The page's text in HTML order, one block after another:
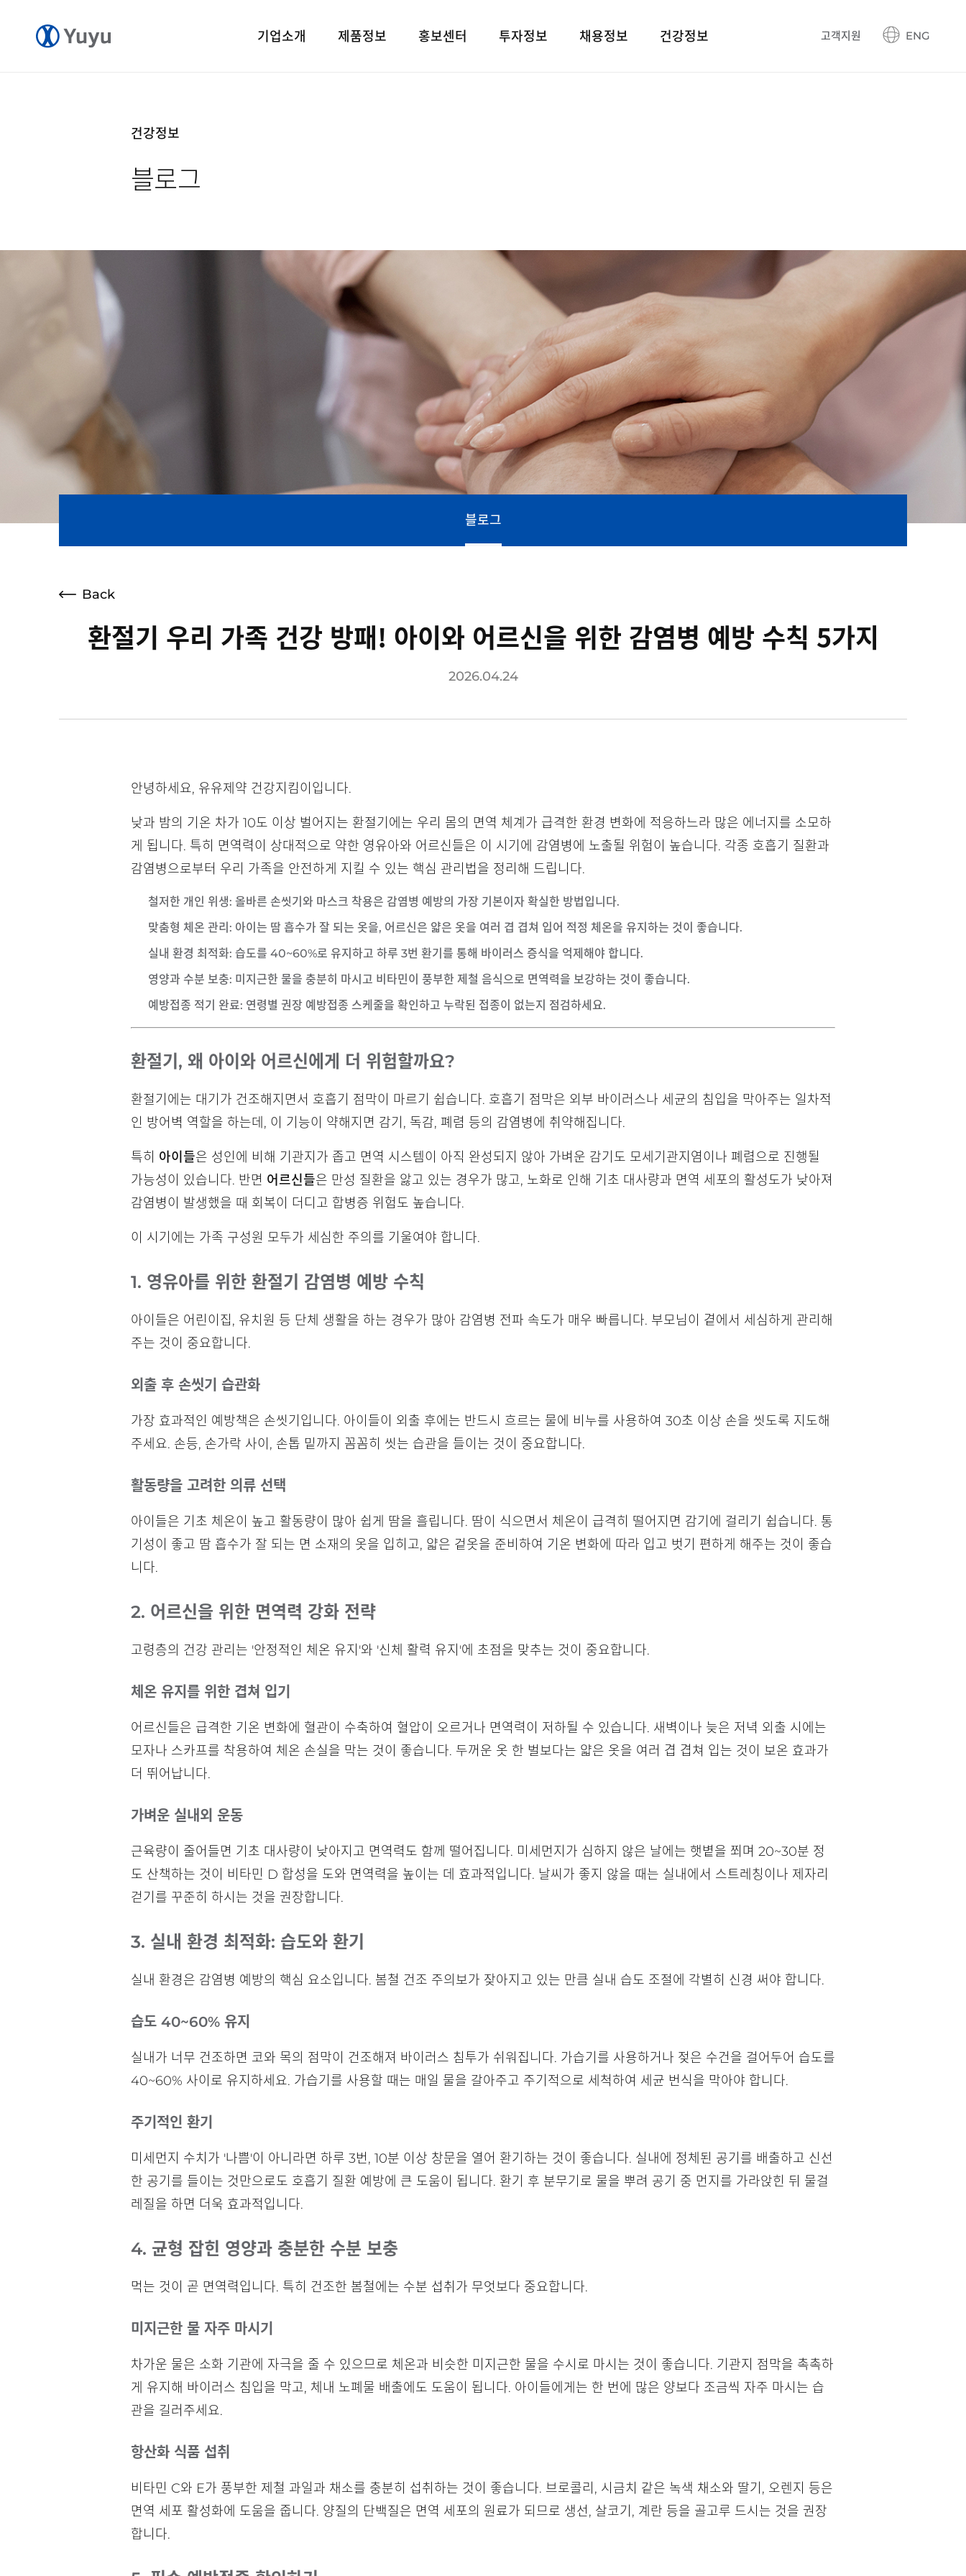
기업소개 제품정보 홍보센터 투자정보 채용정보 건강정보
오시는길
고객지원 ENG
건강정보
블로그
블로그
Back
환절기 우리 가족 건강 방패! 아이와 어르신을 위한 감염병 예방 수칙 5가지
2026.04.24
안녕하세요, 유유제약 건강지킴이입니다.
낮과 밤의 기온 차가 10도 이상 벌어지는 환절기에는 우리 몸의 면역 체계가 급격한 환경 변화에 적응하느라 많은 에너지를 소모하
게 됩니다. 특히 면역력이 상대적으로 약한 영유아와 어르신들은 이 시기에 감염병에 노출될 위험이 높습니다. 각종 호흡기 질환과
감염병으로부터 우리 가족을 안전하게 지킬 수 있는 핵심 관리법을 정리해 드립니다.
철저한 개인 위생: 올바른 손씻기와 마스크 착용은 감염병 예방의 가장 기본이자 확실한 방법입니다.
맞춤형 체온 관리 : 아이는 땀 흡수가 잘 되는 옷을, 어르신은 얇은 옷을 여러 겹 겹쳐 입어 적정 체온을 유지하는 것이 좋습니다.
실내 환경 최적화: 습도를 40~60%로 유지하고 하루 3번 환기를 통해 바이러스 증식을 억제해야 합니다.
영양과 수분 보충: 미지근한 물을 충분히 마시고 비타민이 풍부한 제철 음식으로 면역력을 보강하는 것이 좋습니다.
예방접종 적기 완료: 연령별 권장 예방접종 스케줄을 확인하고 누락된 접종이 없는지 점검하세요.
환절기, 왜 아이와 어르신에게 더 위험할까요?
환절기에는 대기가 건조해지면서 호흡기 점막이 마르기 쉽습니다. 호흡기 점막은 외부 바이러스나 세균의 침입을 막아주는 일차적
인 방어벽 역할을 하는데, 이 기능이 약해지면 감기, 독감, 폐렴 등의 감염병에 취약해집니다.
특히 아이들은 성인에 비해 기관지가 좁고 면역 시스템이 아직 완성되지 않아 가벼운 감기도 모세기관지염이나 폐렴으로 진행될
가능성이 있습니다. 반면 어르신들은 만성 질환을 앓고 있는 경우가 많고, 노화로 인해 기초 대사량과 면역 세포의 활성도가 낮아져
감염병이 발생했을 때 회복이 더디고 합병증 위험도 높습니다.
이 시기에는 가족 구성원 모두가 세심한 주의를 기울여야 합니다.
1. 영유아를 위한 환절기 감염병 예방 수칙
아이들은 어린이집, 유치원 등 단체 생활을 하는 경우가 많아 감염병 전파 속도가 매우 빠릅니다. 부모님이 곁에서 세심하게 관리해
주는 것이 중요합니다.
외출 후 손씻기 습관화
가장 효과적인 예방책은 손씻기입니다. 아이들이 외출 후에는 반드시 흐르는 물에 비누를 사용하여 30초 이상 손을 씻도록 지도해
주세요. 손등, 손가락 사이, 손톱 밑까지 꼼꼼히 씻는 습관을 들이는 것이 중요합니다.
활동량을 고려한 의류 선택
아이들은 기초 체온이 높고 활동량이 많아 쉽게 땀을 흘립니다. 땀이 식으면서 체온이 급격히 떨어지면 감기에 걸리기 쉽습니다. 통
기성이 좋고 땀 흡수가 잘 되는 면 소재의 옷을 입히고, 얇은 겉옷을 준비하여 기온 변화에 따라 입고 벗기 편하게 해주는 것이 좋습
니다.
2. 어르신을 위한 면역력 강화 전략
고령층의 건강 관리는 '안정적인 체온 유지'와 '신체 활력 유지'에 초점을 맞추는 것이 중요합니다.
체온 유지를 위한 겹쳐 입기
어르신들은 급격한 기온 변화에 혈관이 수축하여 혈압이 오르거나 면역력이 저하될 수 있습니다. 새벽이나 늦은 저녁 외출 시에는
모자나 스카프를 착용하여 체온 손실을 막는 것이 좋습니다. 두꺼운 옷 한 벌보다는 얇은 옷을 여러 겹 겹쳐 입는 것이 보온 효과가
더 뛰어납니다.
가벼운 실내외 운동
근육량이 줄어들면 기초 대사량이 낮아지고 면역력도 함께 떨어집니다. 미세먼지가 심하지 않은 날에는 햇볕을 쬐며 20~30분 정
도 산책하는 것이 비타민 D 합성을 도와 면역력을 높이는 데 효과적입니다. 날씨가 좋지 않을 때는 실내에서 스트레칭이나 제자리
걷기를 꾸준히 하시는 것을 권장합니다.
3. 실내 환경 최적화: 습도와 환기
실내 환경은 감염병 예방의 핵심 요소입니다. 봄철 건조 주의보가 잦아지고 있는 만큼 실내 습도 조절에 각별히 신경 써야 합니다.
습도 40~60% 유지
실내가 너무 건조하면 코와 목의 점막이 건조해져 바이러스 침투가 쉬워집니다. 가습기를 사용하거나 젖은 수건을 걸어두어 습도를
40~60% 사이로 유지하세요. 가습기를 사용할 때는 매일 물을 갈아주고 주기적으로 세척하여 세균 번식을 막아야 합니다.
주기적인 환기
미세먼지 수치가 '나쁨'이 아니라면 하루 3번, 10분 이상 창문을 열어 환기하는 것이 좋습니다. 실내에 정체된 공기를 배출하고 신선
한 공기를 들이는 것만으로도 호흡기 질환 예방에 큰 도움이 됩니다. 환기 후 분무기로 물을 뿌려 공기 중 먼지를 가라앉힌 뒤 물걸
레질을 하면 더욱 효과적입니다.
4. 균형 잡힌 영양과 충분한 수분 보충
먹는 것이 곧 면역력입니다. 특히 건조한 봄철에는 수분 섭취가 무엇보다 중요합니다.
미지근한 물 자주 마시기
차가운 물은 소화 기관에 자극을 줄 수 있으므로 체온과 비슷한 미지근한 물을 수시로 마시는 것이 좋습니다. 기관지 점막을 촉촉하
게 유지해 바이러스 침입을 막고, 체내 노폐물 배출에도 도움이 됩니다. 아이들에게는 한 번에 많은 양보다 조금씩 자주 마시는 습
관을 길러주세요.
항산화 식품 섭취
비타민 C와 E가 풍부한 제철 과일과 채소를 충분히 섭취하는 것이 좋습니다. 브로콜리, 시금치 같은 녹색 채소와 딸기, 오렌지 등은
면역 세포 활성화에 도움을 줍니다. 양질의 단백질은 면역 세포의 원료가 되므로 생선, 살코기, 계란 등을 골고루 드시는 것을 권장
합니다.